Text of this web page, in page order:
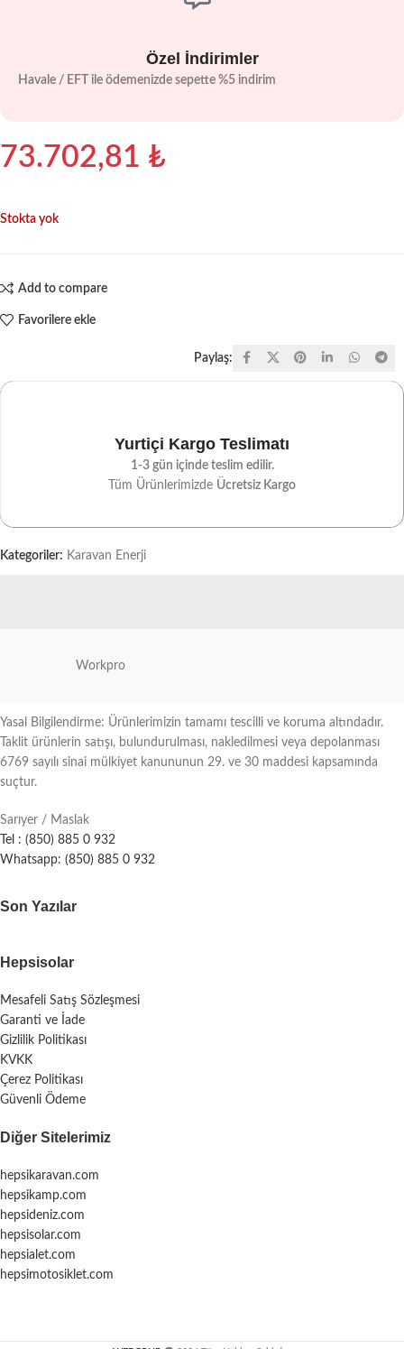
Özel İndirimler
Havale / EFT ile ödemenizde sepette %5 indirim
73.702,81 ₺
Stokta yok
Add to compare
Favorilere ekle
Paylaş:
Yurtiçi Kargo Teslimatı
1-3 gün içinde teslim edilir.
Tüm Ürünlerimizde Ücretsiz Kargo
Kategoriler: Karavan Enerji
Workpro
Yasal Bilgilendirme: Ürünlerimizin tamamı tescilli ve koruma altındadır.
Taklit ürünlerin satışı, bulundurulması, nakledilmesi veya depolanması
6769 sayılı sinai mülkiyet kanununun 29. ve 30 maddesi kapsamında
suçtur.
Sarıyer / Maslak
Tel : (850) 885 0 932
Whatsapp: (850) 885 0 932
Son Yazılar
Hepsisolar
Mesafeli Satış Sözleşmesi
Garanti ve İade
Gizlilik Politikası
KVKK
Çerez Politikası
Güvenli Ödeme
Diğer Sitelerimiz
hepsikaravan.com
hepsikamp.com
hepsideniz.com
hepsisolar.com
hepsialet.com
hepsimotosiklet.com